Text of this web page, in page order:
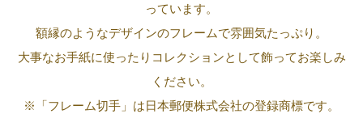
っています。
額縁のようなデザインのフレームで雰囲気たっぷり。
大事なお手紙に使ったりコレクションとして飾ってお楽しみ
ください。
※「フレーム切手」は日本郵便株式会社の登録商標です。